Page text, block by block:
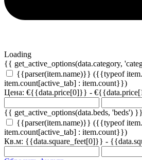
Loading
{{ get_active_options(data.category,
{{parser(item.name)}} ({{typeof
item.count[active_tab] : item.count}})
Цена: €{{data.price[0]}} -
{{ get_active_options(data.beds, 'beds')
{{parser(item.name)}} ({{typeof
item.count[active_tab] : item.count}})
Кв.м: {{data.square_feet[0]}} -